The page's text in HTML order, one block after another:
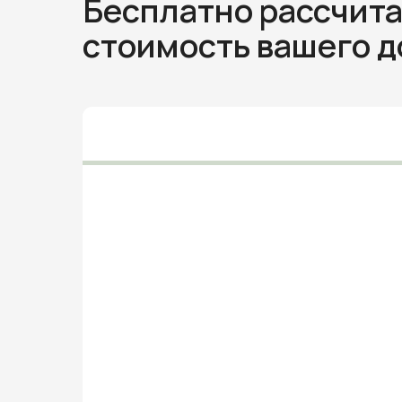
Бесплатно
стоимость вашего